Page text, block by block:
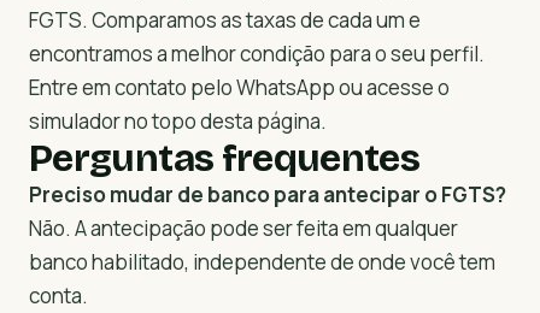
FGTS. Comparamos as taxas de cada um e
encontramos a melhor condição para o seu perfil.
Entre em contato pelo WhatsApp ou acesse o
simulador no topo desta página.
Perguntas frequentes
Preciso mudar de banco para antecipar o FGTS?
Não. A antecipação pode ser feita em qualquer
banco habilitado, independente de onde você tem
conta.